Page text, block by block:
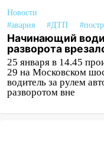
Новости
#авария
#ДТП
Начинающий
разворота
25 января в 14.45
29 на Московском
водитель за рулем
разворотом вне